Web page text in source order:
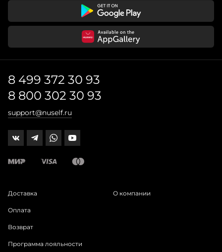
8 499 372 30 93
8 800 302 30 93
support@nuself.ru
Доставка
Оплата
Возврат
Программа лояльности
О компании